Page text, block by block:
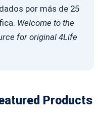
por más de 25
Welcome to the
for original 4Life
Products